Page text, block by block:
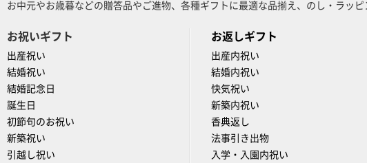
お中元やお歳暮などの贈答品やご進物、各種ギフトに最適な品揃え、のし・ラッ
お祝いギフト
出産祝い
結婚祝い
結婚記念日
誕生日
初節句のお祝い
新築祝い
引越し祝い
お返しギフト
出産内祝い
結婚内祝い
快気祝い
新築内祝い
香典返し
法事引き出物
入学・入園内祝い